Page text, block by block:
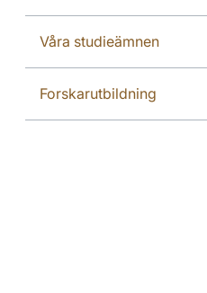
Våra studieämnen
Forskarutbildning